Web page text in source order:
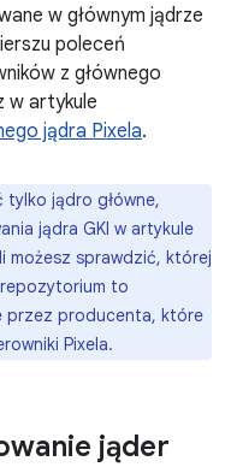
w głównym jądrze
poleceń
z głównego
w artykule
jądra Pixela.
tylko jądro główne,
jądra GKI w artykule
możesz sprawdzić, której
repozytorium to
przez producenta, które
Pixela.
jąder